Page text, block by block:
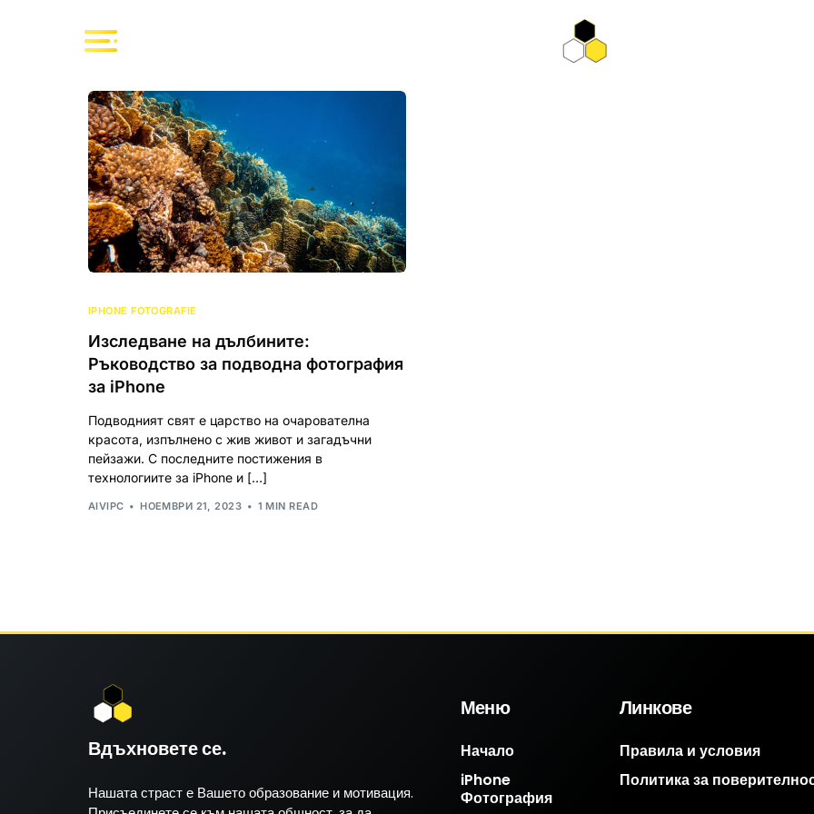
IPHONE FOTOGRAFIE
Изследване на дълбините:
Ръководство за подводна фотография
за iPhone
Подводният свят е царство на очарователна
красота, изпълнено с жив живот и загадъчни
пейзажи. С последните постижения в
технологиите за iPhone и […]
AIVIPC НОЕМВРИ 21, 2023 1 MIN READ
Вдъхновете се.
Нашата страст е Вашето образование и мотивация.
Меню
Начало
iPhone
Фотография
Линкове
Правила и условия
Политика за